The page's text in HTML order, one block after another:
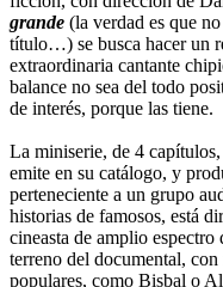
grande (la verdad es que
título…) se busca hacer un
extraordinaria cantante
balance no sea del todo
de interés, porque las tiene.
La miniserie, de 4
emite en su catálogo, y
perteneciente a un grupo
historias de famosos, está
cineasta de amplio espectro
terreno del documental,
populares, como Bisbal o